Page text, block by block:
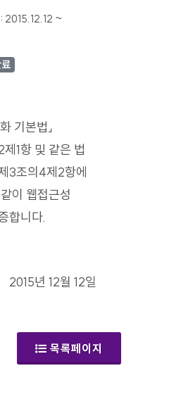
2015.12.12 ~
기본법」
1항 및 같은 법
3조의4제2항에
이 웹접근성
합니다.
2015년 12월 12일
목록페이지